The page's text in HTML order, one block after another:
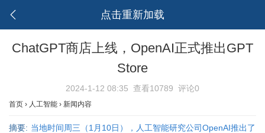
点击重新加载
ChatGPT商店上线，OpenAI正式推出GPT
Store
2024-1-12 08:35 查看10789 评论0
首页 › 人工智能 › 新闻内容
摘要: 当地时间周三（1月10日），人工智能研究公司OpenAI推出了